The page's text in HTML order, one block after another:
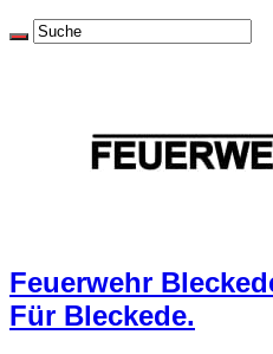
Feuerwehr
Für Bleckede.